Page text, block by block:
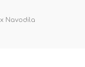
Navodila